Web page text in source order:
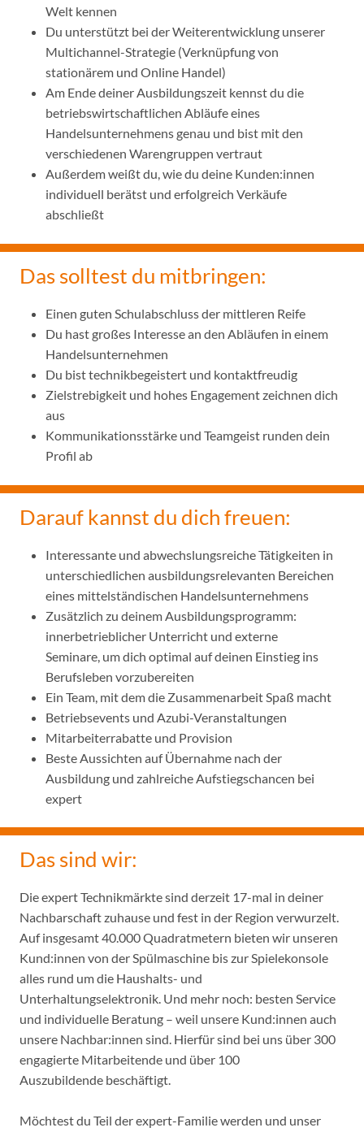
Welt kennen
Du unterstützt bei der Weiterentwicklung unserer
Multichannel-Strategie (Verknüpfung von
stationärem und Online Handel)
Am Ende deiner Ausbildungszeit kennst du die
betriebswirtschaftlichen Abläufe eines
Handelsunternehmens genau und bist mit den
verschiedenen Warengruppen vertraut
Außerdem weißt du, wie du deine Kunden:innen
individuell berätst und erfolgreich Verkäufe
abschließt
Das solltest du mitbringen:
Einen guten Schulabschluss der mittleren Reife
Du hast großes Interesse an den Abläufen in einem
Handelsunternehmen
Du bist technikbegeistert und kontaktfreudig
Zielstrebigkeit und hohes Engagement zeichnen dich
aus
Kommunikationsstärke und Teamgeist runden dein
Profil ab
Darauf kannst du dich freuen:
Interessante und abwechslungsreiche Tätigkeiten in
unterschiedlichen ausbildungsrelevanten Bereichen
eines mittelständischen Handelsunternehmens
Zusätzlich zu deinem Ausbildungsprogramm:
innerbetrieblicher Unterricht und externe
Seminare, um dich optimal auf deinen Einstieg ins
Berufsleben vorzubereiten
Ein Team, mit dem die Zusammenarbeit Spaß macht
Betriebsevents und Azubi-Veranstaltungen
Mitarbeiterrabatte und Provision
Beste Aussichten auf Übernahme nach der
Ausbildung und zahlreiche Aufstiegschancen bei
expert
Das sind wir:
Die expert Technikmärkte sind derzeit 17-mal in deiner
Nachbarschaft zuhause und fest in der Region verwurzelt.
Auf insgesamt 40.000 Quadratmetern bieten wir unseren
Kund:innen von der Spülmaschine bis zur Spielekonsole
alles rund um die Haushalts- und
Unterhaltungselektronik. Und mehr noch: besten Service
und individuelle Beratung – weil unsere Kund:innen auch
unsere Nachbar:innen sind. Hierfür sind bei uns über 300
engagierte Mitarbeitende und über 100
Auszubildende beschäftigt.
Möchtest du Teil der expert-Familie werden und unser